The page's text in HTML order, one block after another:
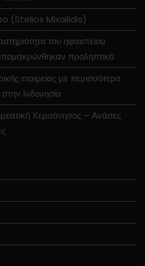
(Stelios Mixailidis)
του ηφαιστείου
προληπτικά
εταιρείας με περισσότερα
Ινδονησία
Χερσόνησος – Ανάσες